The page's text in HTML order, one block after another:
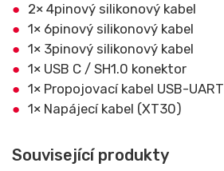
2× 4pinový silikonový kabel
1× 6pinový silikonový kabel
1× 3pinový silikonový kabel
1× USB C / SH1.0 konektor
1× Propojovací kabel USB-UART
1× Napájecí kabel (XT30)
Související produkty